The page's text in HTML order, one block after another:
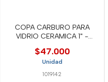
COPA CARBURO PARA
VIDRIO CERAMICA 1" -
$47.000
Unidad
1019142